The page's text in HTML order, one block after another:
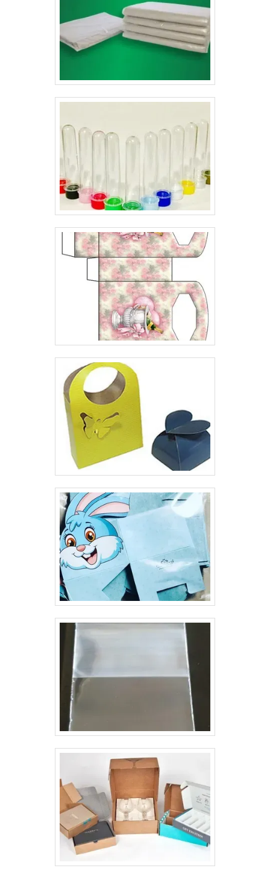
seguir essa linha.Atribuições atendidas ao adquirir o
produtoCausar uma boa primeira impressão; Não
amassar seus documentos; Mostrar limpeza e
organização;Entre outras.Empresa também atua como
personalizados de pastas personalizadas gráfica
repletas de qualidade e sofisticação, sempre passando